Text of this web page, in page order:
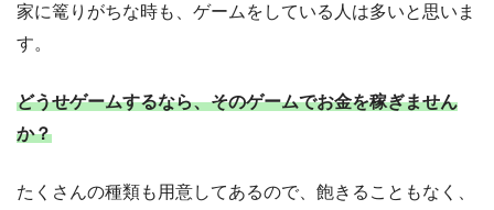
家に篭りがちな時も、ゲームをしている人は多いと思いま
す。
どうせゲームするなら、そのゲームでお金を稼ぎません
か？
たくさんの種類も用意してあるので、飽きることもなく、